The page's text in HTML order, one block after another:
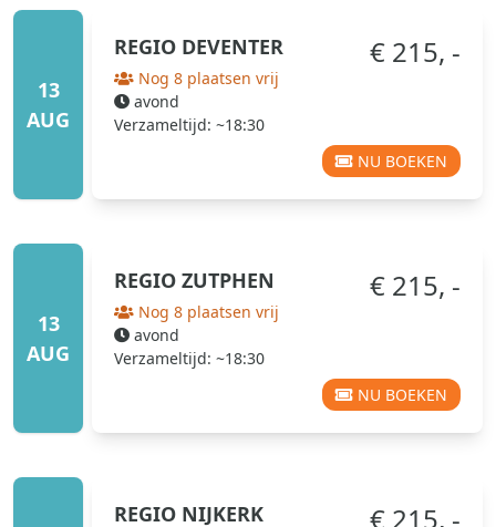
13
AUG
REGIO DEVENTER
Nog 8 plaatsen vrij
avond
Verzameltijd: ~18:30
€ 215, -
NU BOEKEN
13
AUG
REGIO ZUTPHEN
Nog 8 plaatsen vrij
avond
Verzameltijd: ~18:30
€ 215, -
NU BOEKEN
REGIO NIJKERK € 215, -